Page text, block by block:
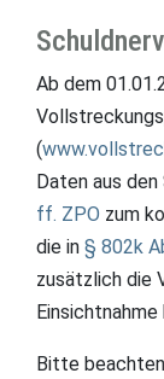
Ab dem
(
Daten aus
ff. ZPO zum
die in § 802k
zusätzlich die
Bitte